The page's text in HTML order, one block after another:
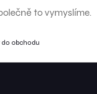
to vymyslíme.
do obchodu